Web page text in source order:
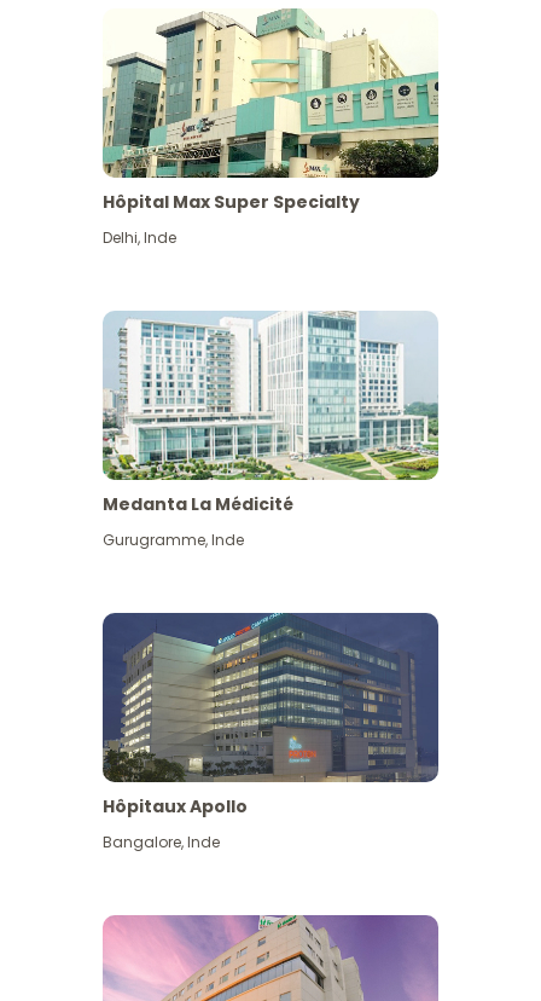
Hôpital Max Super Specialty
Delhi,Inde
Medanta La Médicité
Gurugramme,Inde
Hôpitaux Apollo
Bangalore,Inde